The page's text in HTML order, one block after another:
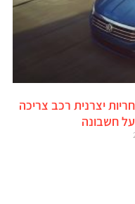
יצרנית רכב צריכה
חשבונה